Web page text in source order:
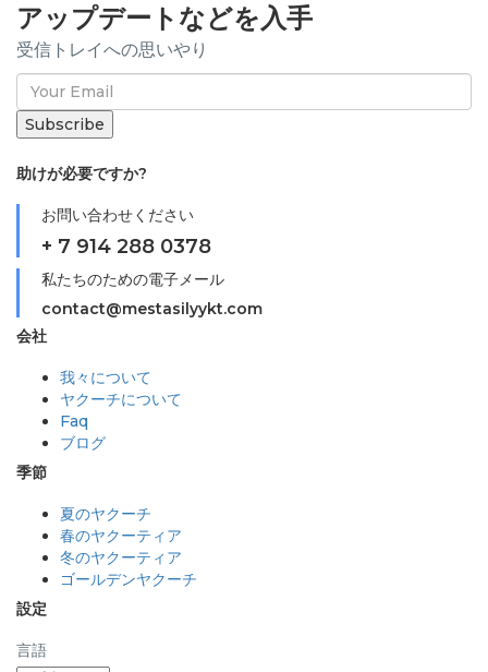
アップデートなどを入手
受信トレイへの思いやり
助けが必要ですか?
お問い合わせください
+ 7 914 288 0378
私たちのための電子メール
contact@mestasilyykt.com
会社
我々について
ヤクーチについて
Faq
ブログ
季節
夏のヤクーチ
春のヤクーティア
冬のヤクーティア
ゴールデンヤクーチ
設定
言語